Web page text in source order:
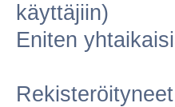
käyttäjiin)
Eniten